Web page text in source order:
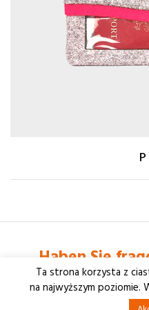
Haben Sie
+48
© 2026
Ta strona korzysta z
na najwyższym poziomie.